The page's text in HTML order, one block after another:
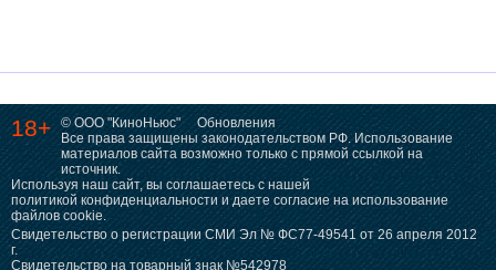
18+ © ООО "КиноНьюс"
Обновления
Все права защищены законодательством РФ. Использование
материалов сайта возможно только с прямой ссылкой на
источник.
Используя наш сайт, вы соглашаетесь с нашей
политикой конфиденциальности и даете согласие на использование
файлов cookie.
Свидетельство о регистрации СМИ Эл № ФС77-49541 от 26 апреля 2012
г.
Свидетельство на товарный знак №542978